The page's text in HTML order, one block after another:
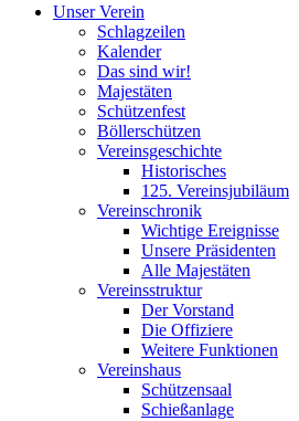
Unser Verein
Schlagzeilen
Kalender
Das sind wir!
Majestäten
Schützenfest
Böllerschützen
Vereinsgeschichte
Historisches
125. Vereinsjubiläum
Vereinschronik
Wichtige Ereignisse
Unsere Präsidenten
Alle Majestäten
Vereinsstruktur
Der Vorstand
Die Offiziere
Weitere Funktionen
Vereinshaus
Schützensaal
Schießanlage